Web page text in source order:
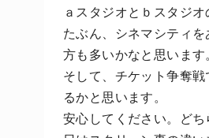
ａスタジオとｂスタジ
たぶん、シネマシティ
方も多いかなと思います。
そして、チケット争奪
るかと思います。
安心してください。ど